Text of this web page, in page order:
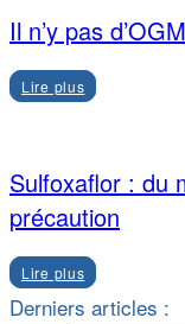
Il n’y pas
Lire plus
Sulfoxaflor : du
précaution
Lire plus
Derniers articles :